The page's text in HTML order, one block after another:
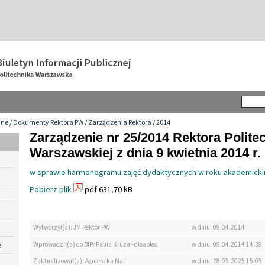
/Dokumenty Rektora PW/Zarządzenia Rektora/2014
Zarządzenie nr 25/2014 Rektora
Warszawskiej z dnia 9 kwietnia 2014 r.
w sprawie harmonogramu zajęć dydaktycznych w roku
Pobierz plik
pdf 631,70 kB
Wytworzył(a): JM Rektor PW
w dniu: 09.04.2014
Wprowadził(a) do BIP: Paula Kruza - disabled
w dniu: 09.04.2014 14:39
Zaktualizował(a): Agnieszka Maj
w dniu: 28.05.2025 15:05